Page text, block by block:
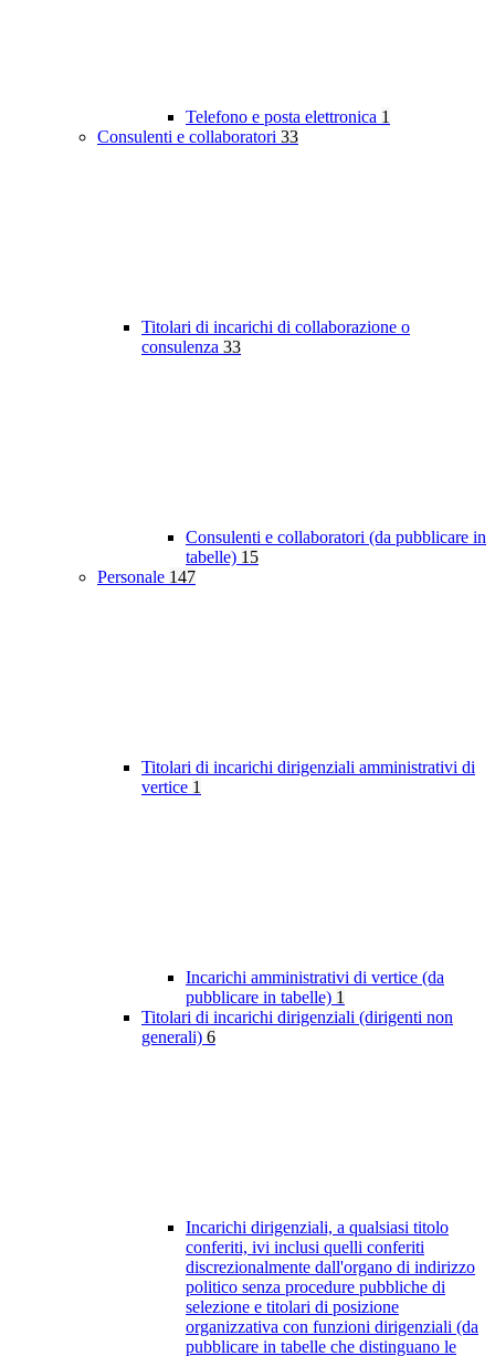
Telefono e posta elettronica 1
Consulenti e collaboratori 33
Titolari di incarichi di collaborazione o
consulenza 33
Consulenti e collaboratori (da pubblicare in
tabelle) 15
Personale 147
Titolari di incarichi dirigenziali amministrativi di
vertice 1
Incarichi amministrativi di vertice (da
pubblicare in tabelle) 1
Titolari di incarichi dirigenziali (dirigenti non
generali) 6
Incarichi dirigenziali, a qualsiasi titolo
conferiti, ivi inclusi quelli conferiti
discrezionalmente dall'organo di indirizzo
politico senza procedure pubbliche di
selezione e titolari di posizione
organizzativa con funzioni dirigenziali (da
pubblicare in tabelle che distinguano le